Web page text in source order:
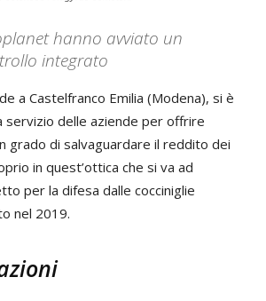
hanno avviato un
integrato
a Castelfranco Emilia (Modena), si è
servizio delle aziende per offrire
grado di salvaguardare il reddito dei
in quest’ottica che si va ad
per la difesa dalle cocciniglie
nel 2019.